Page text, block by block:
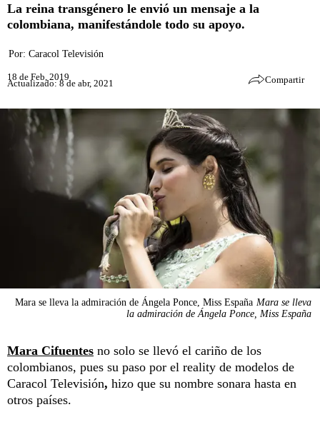
La reina transgénero le envió un mensaje a la
colombiana, manifestándole todo su apoyo.
Por: Caracol Televisión
18 de Feb, 2019
Actualizado: 8 de abr, 2021 Compartir
Mara se lleva la admiración de Ángela Ponce, Miss España Mara se lleva
la admiración de Ángela Ponce, Miss España
Mara Cifuentes no solo se llevó el cariño de los
colombianos, pues su paso por el reality de modelos de
Caracol Televisión, hizo que su nombre sonara hasta en
otros países.